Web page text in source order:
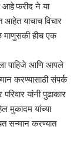
आहे.फरीद ने या
याचाच विचार
माणुसकी हीच एक
पाहिजे आणि आपले
करण्यासाठी संपर्क
यांनी पुढाकार
मुकादम यांच्या
सन्मान करण्यात